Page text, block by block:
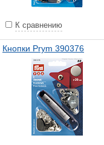
К сравнению
Кнопки Prym 390376